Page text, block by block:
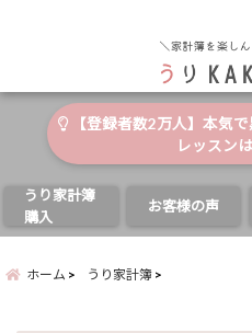
【登録者数2万人】本気
レッスン
うり家計簿
購入
お客様の声
ホーム うり家計簿